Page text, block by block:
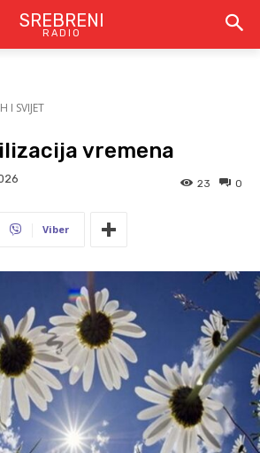
SREBRENI
RADIO
I SVIJET
vremena
0
23
Viber